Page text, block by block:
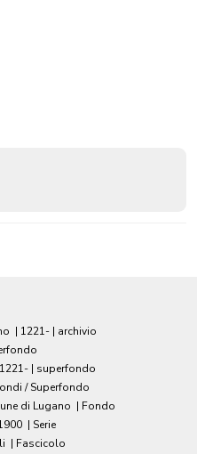
| 1221- | archivio
1221- | superfondo
/ Superfondo
di Lugano | Fondo
| Serie
| Fascicolo